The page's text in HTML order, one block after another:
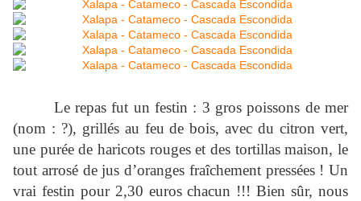
Le repas fut un festin : 3 gros poissons de mer
(nom : ?), grillés au feu de bois, avec du citron vert,
une purée de haricots rouges et des tortillas maison, le
tout arrosé de jus d’oranges fraîchement pressées ! Un
vrai festin pour 2,30 euros chacun !!! Bien sûr, nous